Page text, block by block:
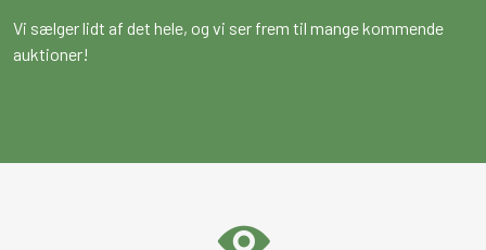
Vi sælger lidt af det hele, og vi ser frem til mange kommende
auktioner!